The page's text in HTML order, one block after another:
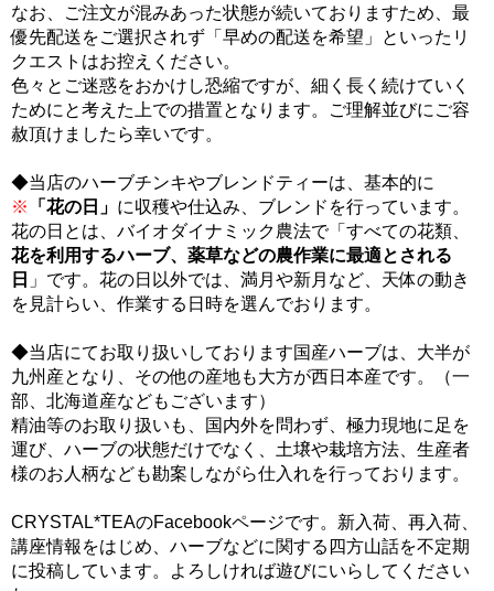
なお、ご注文が混みあった状態が続いておりますため、最
優先配送をご選択されず「早めの配送を希望」といったリ
クエストはお控えください。
色々とご迷惑をおかけし恐縮ですが、細く長く続けていく
ためにと考えた上での措置となります。ご理解並びにご容
赦頂けましたら幸いです。
◆当店のハーブチンキやブレンドティーは、基本的に
※
「花の日」 に収穫や仕込み、ブレンドを行っています。
花の日とは、バイオダイナミック農法で「すべての花類、
花を利用するハーブ、薬草などの農作業に最適とされる
日 」です。花の日以外では、満月や新月など、天体の動き
を見計らい、作業する日時を選んでおります。
◆当店にてお取り扱いしております国産ハーブは、大半が
九州産となり、その他の産地も大方が西日本産です。（一
部、北海道産などもございます）
精油等のお取り扱いも、国内外を問わず、極力現地に足を
運び、ハーブの状態だけでなく、土壌や栽培方法、生産者
様のお人柄なども勘案しながら仕入れを行っております。
CRYSTAL*TEAのFacebookページです。新入荷、再入荷、
講座情報をはじめ、ハーブなどに関する四方山話を不定期
に投稿しています。よろしければ遊びにいらしてください